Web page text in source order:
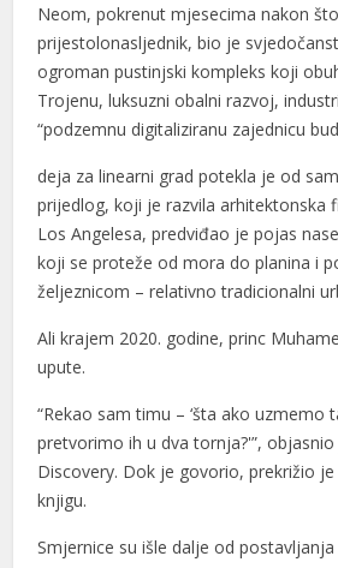
Neom, pokrenut mjesecima nakon
prijestolonasljednik, bio je
ogroman pustinjski kompleks koji
Trojenu, luksuzni obalni razvoj,
“podzemnu digitaliziranu zajednicu
deja za linearni grad potekla je od
prijedlog, koji je razvila arhitektonska
Los Angelesa, predviđao je pojas
koji se proteže od mora do planina i
željeznicom – relativno tradicionalni
Ali krajem 2020. godine, princ
upute.
“Rekao sam timu – ‘šta ako uzmemo
pretvorimo ih u dva tornja?'”,
Discovery. Dok je govorio, prekrižio
knjigu.
Smjernice su išle dalje od postavljanja